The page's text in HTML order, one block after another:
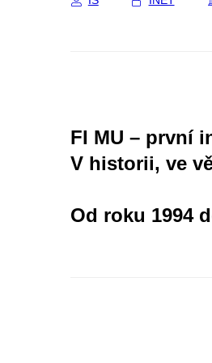
FI MU – první
V historii, ve
Od roku 1994